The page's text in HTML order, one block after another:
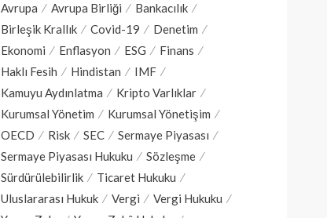
Avrupa
Avrupa Birliği
Bankacılık
Birleşik Krallık
Covid-19
Denetim
Ekonomi
Enflasyon ESG
Finans
Haklı Fesih
Hindistan
IMF
Kamuyu Aydınlatma
Kripto Varlıklar
Kurumsal Yönetim
Kurumsal Yönetişim
OECD
Risk SEC
Sermaye Piyasası
Sermaye Piyasası Hukuku
Sözleşme
Sürdürülebilirlik
Ticaret Hukuku
Uluslararası Hukuk
Vergi
Vergi Hukuku